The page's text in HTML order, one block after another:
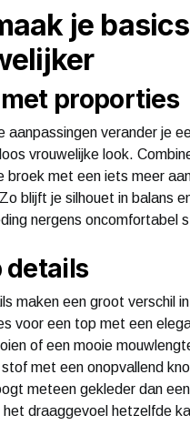
je
proporties
aanpassingen verander je
vrouwelijke look.
broek met een iets meer
blijft je silhouet in balans
nergens oncomfortabel
details
maken een groot verschil
voor een top met een
of een mooie
met een onopvallend
meteen gekleder dan
draaggevoel hetzelfde